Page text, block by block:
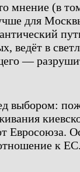
мнение (в
для
ведёт в
—
выбором:
Евросоюза.
к